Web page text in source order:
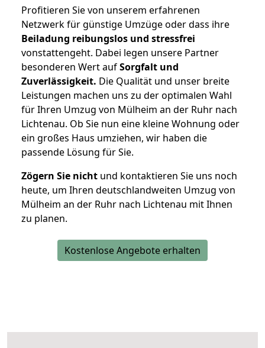
Profitieren Sie von unserem erfahrenen
Netzwerk für günstige Umzüge oder dass ihre
Beiladung reibungslos und stressfrei
vonstattengeht. Dabei legen unsere Partner
besonderen Wert aufSorgfalt und
Zuverlässigkeit. Die Qualität und unser breite
Leistungen machen uns zu der optimalen Wahl
für Ihren Umzug von Mülheim an der Ruhr nach
Lichtenau. Ob Sie nun eine kleine Wohnung oder
ein großes Haus umziehen, wir haben die
passende Lösung für Sie.
Zögern Sie nicht und kontaktieren Sie uns noch
heute, um Ihren deutschlandweiten Umzug von
Mülheim an der Ruhr nach Lichtenau mit Ihnen
zu planen.
Kostenlose Angebote erhalten